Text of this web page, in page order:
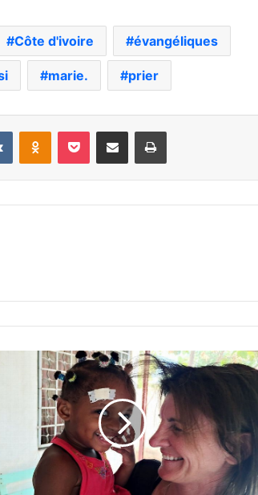
Côte d'ivoire évangéliques
marie. prier
VKontakteOdnoklassniki
Pocket Partager par email Imprimer